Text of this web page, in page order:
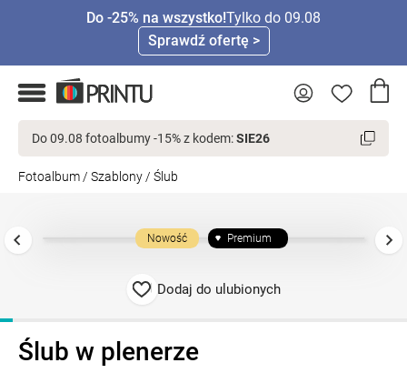
Do -25% na wszystko!Tylko do 09.08
Sprawdź ofertę >
Do 09.08 fotoalbumy -15% z kodem:SIE26
Fotoalbum / Szablony / Ślub
Nowość Premium
Dodaj do ulubionych
Ślub w plenerze